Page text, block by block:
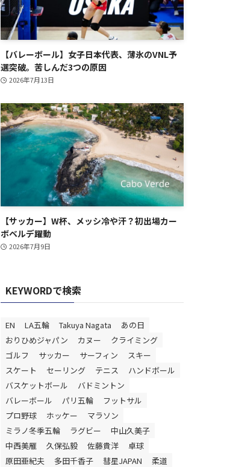
【バレーボール】女子日本代表、薄氷のVNL予
選突破。苦しんだ3つの原因
2026年7月13日
【サッカー】W杯、メッシ冷や汗？初出場カー
ボベルデ躍動
2026年7月9日
KEYWORDで検索
EN LA五輪 Takuya Nagata
あの日
おりひめジャパン
カヌー
クライミング
ゴルフ
サッカー サーフィン
スキー
スケート
セーリング テニス
ハンドボール
バスケットボール
バドミントン
バレーボール
パリ五輪
フットサル
プロ野球
ホッケー
マラソン
ミラノ冬季五輪
ラグビー
中山久美子
中西美雁
久保弘毅 佐藤貴洋
卓球
原田亜紀夫
多田千香子 彗星JAPAN
柔道